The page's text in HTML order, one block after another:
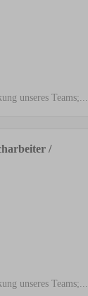
unseres Teams;...
/
unseres Teams;...